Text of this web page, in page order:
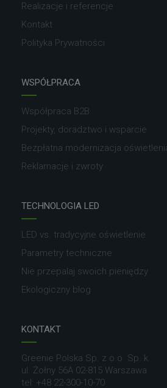
Realizacje i referencje
Kontakt
Polityka Prywatności
WSPÓŁPRACA
Współpraca B2B
Projekty, doradztwo i wsparcie
Bezpłatna modernizacja
Reklamacje i zwroty
TECHNOLOGIA LED
LED vs. tradycyjne oświetlenie
Parametry techniczne
Nie przepalaj swoich pieniędzy
Ekologiczny blog
KONTAKT
Greenie Polska Sp. z o.o. Sp. k.
ul. Żołny 56A 02-815 Warszawa
tel: +48 22-300-10-70